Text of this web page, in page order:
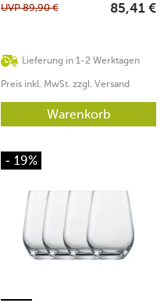
Lieferung in 1-2 Werktagen
UVP89,90 € 85,41 €
Preis inkl. MwSt. zzgl. Versand
Warenkorb
- 19%